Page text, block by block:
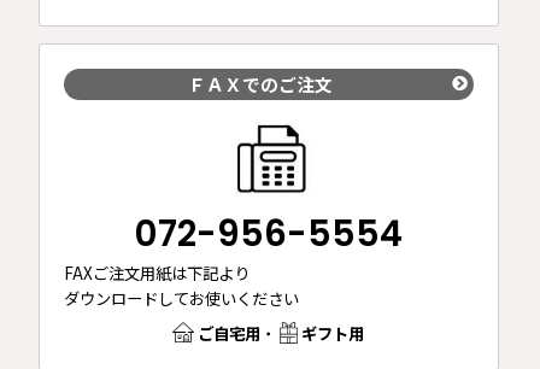
ＦＡＸでのご注文
072-956-5554
FAXご注文用紙は下記より
ダウンロードしてお使いください
ご自宅用 ・ ギフト用